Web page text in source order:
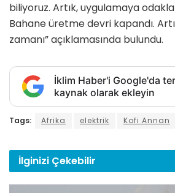
biliyoruz. Artık, uygulamaya
Bahane üretme devri kapandı.
zamanı” açıklamasında bulundu.
İklim Haber'i Google'da
kaynak olarak ekleyin
Tags: Afrika elektrik Kofi Annan
İlginizi Çekebilir